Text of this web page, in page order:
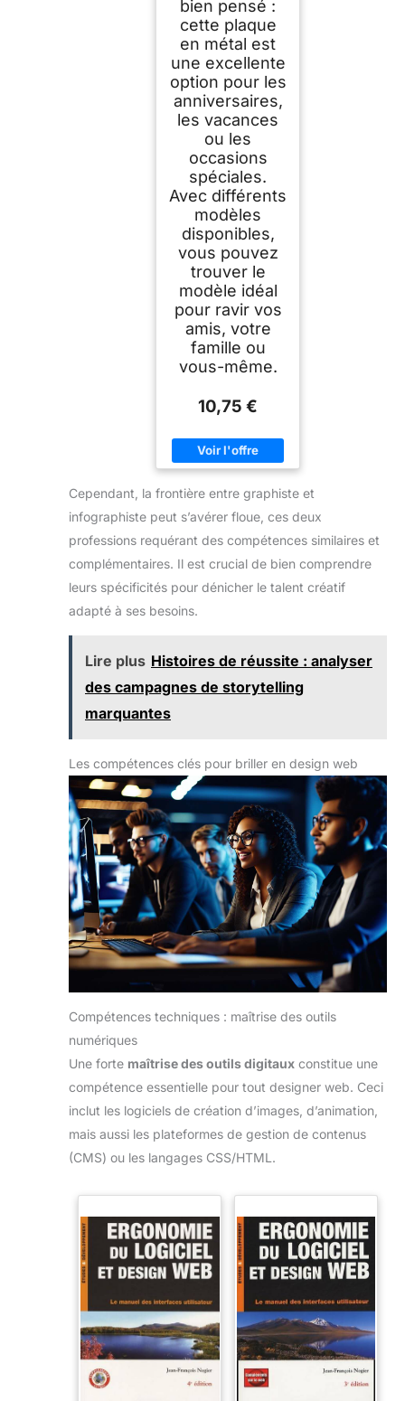
bien pensé :
cette plaque
en métal est
une excellente
option pour les
anniversaires,
les vacances
ou les
occasions
spéciales.
Avec différents
modèles
disponibles,
vous pouvez
trouver le
modèle idéal
pour ravir vos
amis, votre
famille ou
vous-même.
10,75 €
Cependant, la frontière entre graphiste et
infographiste peut s’avérer floue, ces deux
professions requérant des compétences similaires et
complémentaires. Il est crucial de bien comprendre
leurs spécificités pour dénicher le talent créatif
adapté à ses besoins.
Lire plus Histoires de réussite : analyser
des campagnes de storytelling
marquantes
Les compétences clés pour briller en design web
Compétences techniques : maîtrise des outils
numériques
Une forte maîtrise des outils digitaux constitue une
compétence essentielle pour tout designer web. Ceci
inclut les logiciels de création d’images, d’animation,
mais aussi les plateformes de gestion de contenus
(CMS) ou les langages CSS/HTML.